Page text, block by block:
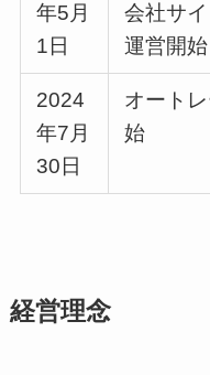
年5月
1日
会社サ
運営開始
2024
年7月
30日
オート
始
経営理念